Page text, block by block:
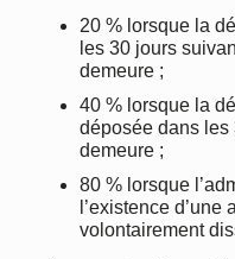
20 % lorsque la
les 30 jours
demeure ;
40 % lorsque la
déposée dans les
demeure ;
80 % lorsque
l’existence
volontairement